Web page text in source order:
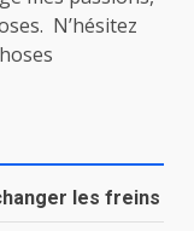
N’hésitez
les freins